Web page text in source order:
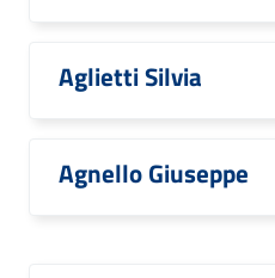
Aglietti Silvia
Agnello Giuseppe